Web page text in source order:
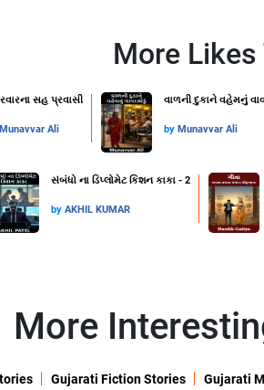
More Likes
સહ પ્રવાસી
Munavvar Ali
વાળની દુકાને વહેમનું
by Munavvar Ali
સંબંધો ના ડિપ્લોમેટ કિશન કાકા - 2
by AKHIL KUMAR
More
Gujarati Fiction Stories Gujarati